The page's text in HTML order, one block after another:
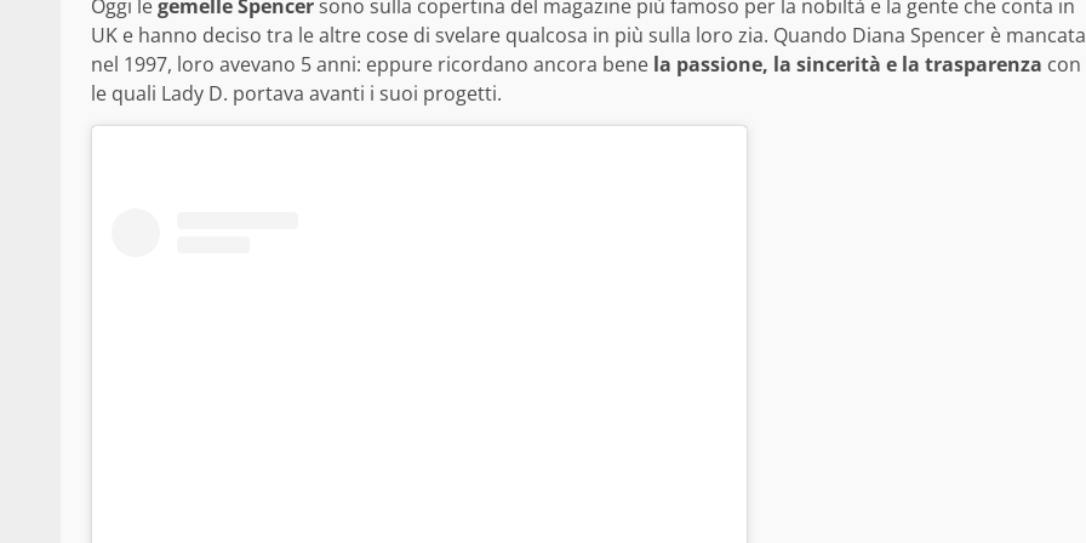
Oggi legemelle Spencersono sulla copertina del magazine più famoso per la nobiltà e la gente che conta in
UK e hanno deciso tra le altre cose di svelare qualcosa in più sulla loro zia. Quando Diana Spencer è mancata
nel 1997, loro avevano 5 anni: eppure ricordano ancora bene la passione, la sincerità e la trasparenza con
le quali Lady D. portava avanti i suoi progetti.